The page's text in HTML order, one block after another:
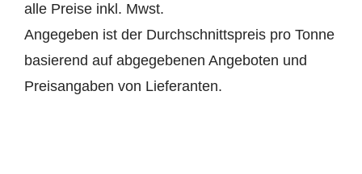
alle Preise inkl. Mwst.
Angegeben ist der Durchschnittspreis pro Tonne
basierend auf abgegebenen Angeboten und
Preisangaben von Lieferanten.